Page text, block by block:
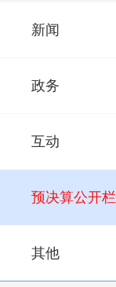
新闻
政务
互动
预决算公开栏
其他